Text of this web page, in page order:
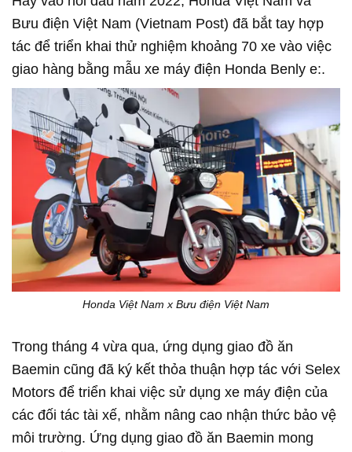
Bưu điện Việt Nam (Vietnam Post) đã bắt tay hợp
tác để triển khai thử nghiệm khoảng 70 xe vào việc
giao hàng bằng mẫu xe máy điện Honda Benly e:.
Honda Việt Nam x Bưu điện Việt Nam
Trong tháng 4 vừa qua, ứng dụng giao đồ ăn
Baemin cũng đã ký kết thỏa thuận hợp tác với Selex
Motors để triển khai việc sử dụng xe máy điện của
các đối tác tài xế, nhằm nâng cao nhận thức bảo vệ
môi trường. Ứng dụng giao đồ ăn Baemin mong